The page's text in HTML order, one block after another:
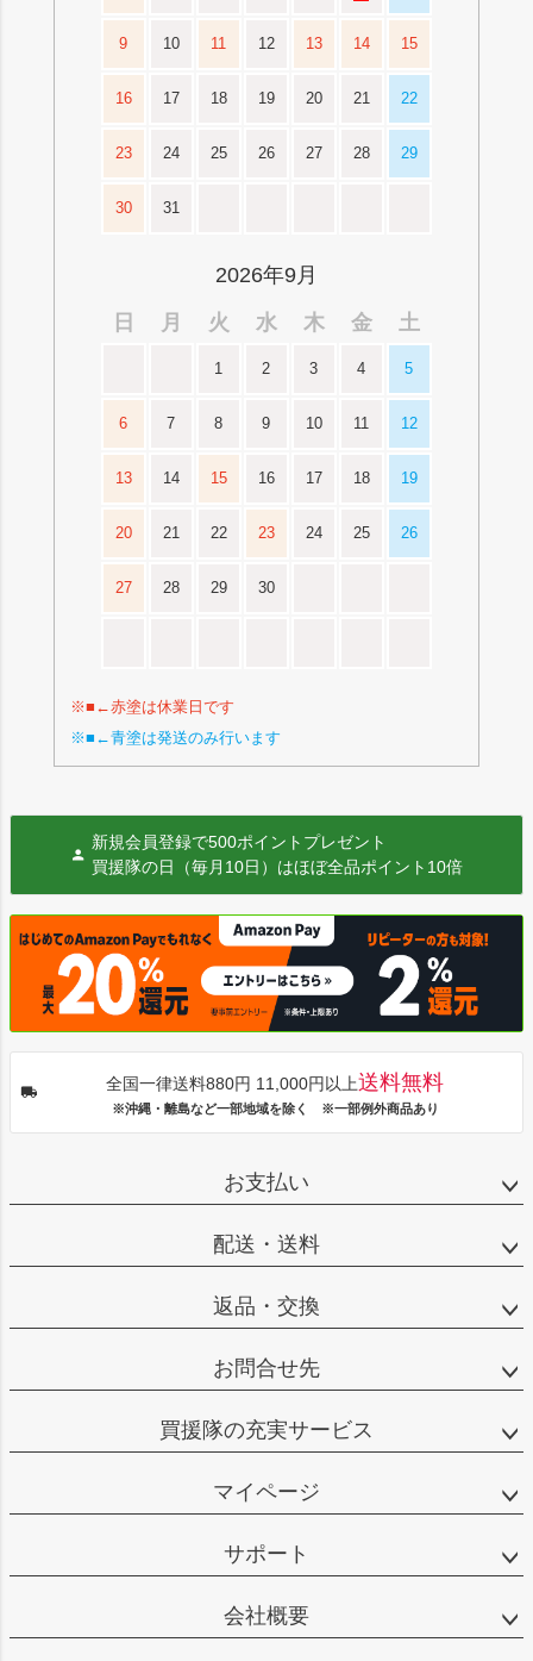
9 10 11 12 13 14 15
16 17 18 19 20 21 22
23 24 25 26 27 28 29
30 31
2026年9月
日
月 火 水 木 金 土
1 2 3 4 5
6 7 8 9 10 11 12
13 14 15 16 17 18 19
20 21 22 23 24 25 26
27 28 29 30
※■←赤塗は休業日です
※■←青塗は発送のみ行います
新規会員登録で500ポイントプレゼント
買援隊の日（毎月10日）はほぼ全品ポイント10倍
全国一律送料880円 11,000円以上送料無料
※沖縄・離島など一部地域を除く ※一部例外商品あり
お支払い
配送・送料
返品・交換
お問合せ先
買援隊の充実サービス
マイページ
サポート
会社概要